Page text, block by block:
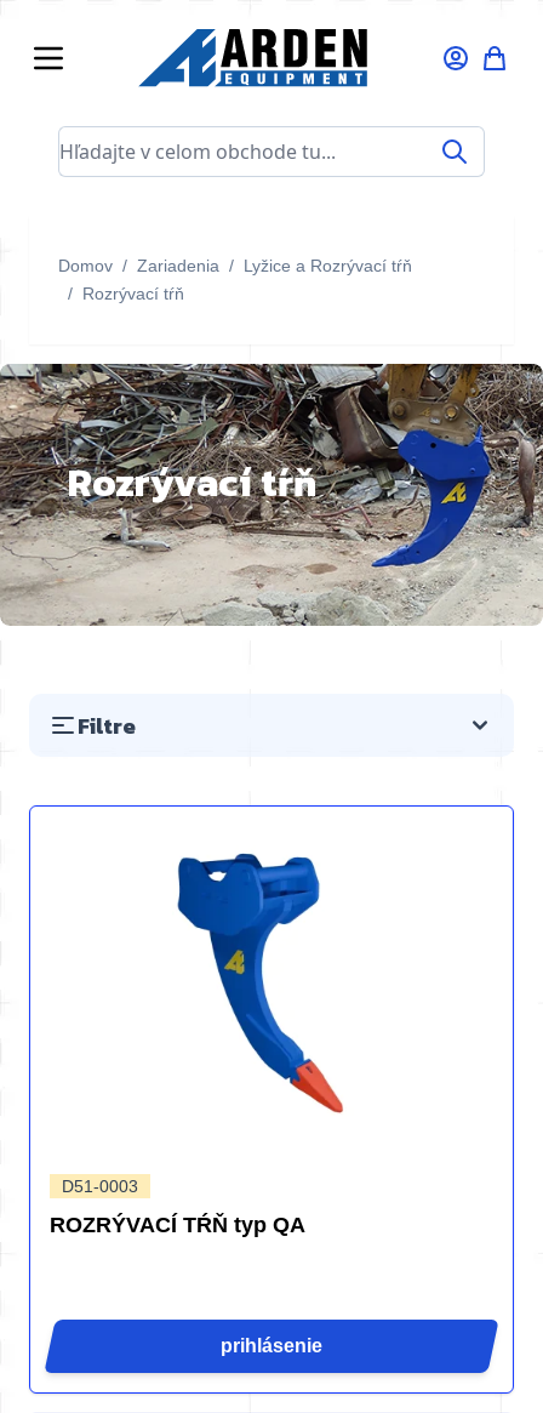
Hľadajte v celom obchode tu...
Domov / Zariadenia / Lyžice a Rozrývací tŕň
/ Rozrývací tŕň
Rozrývací tŕň
Filtre
D51-0003
ROZRÝVACÍ TŔŇ typ QA
prihlásenie